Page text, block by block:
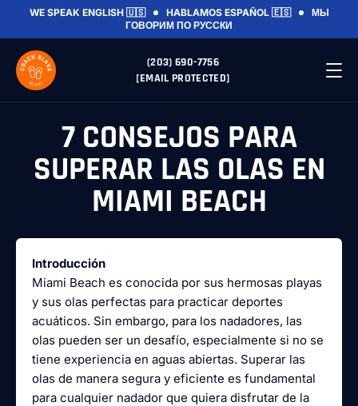
WE SPEAK ENGLISH 🇺🇸 HABLAMOS ESPAÑOL 🇪🇸
МЫ
ГОВОРИМ ПО РУССКИ
(203) 690-7756
[EMAIL PROTECTED]
7 CONSEJOS PARA
SUPERAR LAS OLAS EN
MIAMI BEACH
Introducción
Miami Beach es conocida por sus hermosas playas
y sus olas perfectas para practicar deportes
acuáticos. Sin embargo, para los nadadores, las
olas pueden ser un desafío, especialmente si no se
tiene experiencia en aguas abiertas. Superar las
olas de manera segura y eficiente es fundamental
para cualquier nadador que quiera disfrutar de la